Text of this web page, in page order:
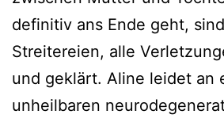
definitiv ans Ende geht,
Streitereien, alle
und geklärt. Aline leidet an
unheilbaren